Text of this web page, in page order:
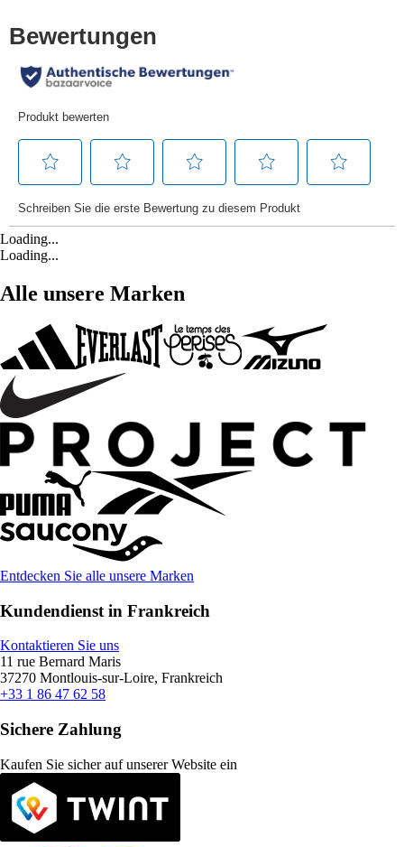
Loading...
Loading...
Alle unsere Marken
Entdecken Sie alle unsere Marken
Kundendienst in Frankreich
Kontaktieren Sie uns
11 rue Bernard Maris
37270 Montlouis-sur-Loire, Frankreich
+33 1 86 47 62 58
Sichere Zahlung
Kaufen Sie sicher auf unserer Website ein